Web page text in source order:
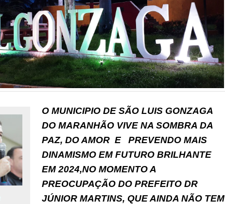
O MUNICIPIO DE SÃO LUIS GONZAGA
DO MARANHÃO VIVE NA SOMBRA DA
PAZ, DO AMOR E PREVENDO MAIS
DINAMISMO EM FUTURO BRILHANTE
EM 2024,NO MOMENTO A
PREOCUPAÇÃO DO PREFEITO DR
JÚNIOR MARTINS, QUE AINDA NÃO TEM